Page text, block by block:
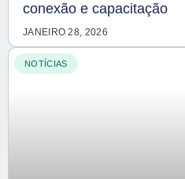
conexão e capacitação
JANEIRO 28, 2026
NOTÍCIAS